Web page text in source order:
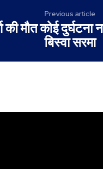
Previous article
मौत कोई दुर्घटना
बिस्वा सरमा